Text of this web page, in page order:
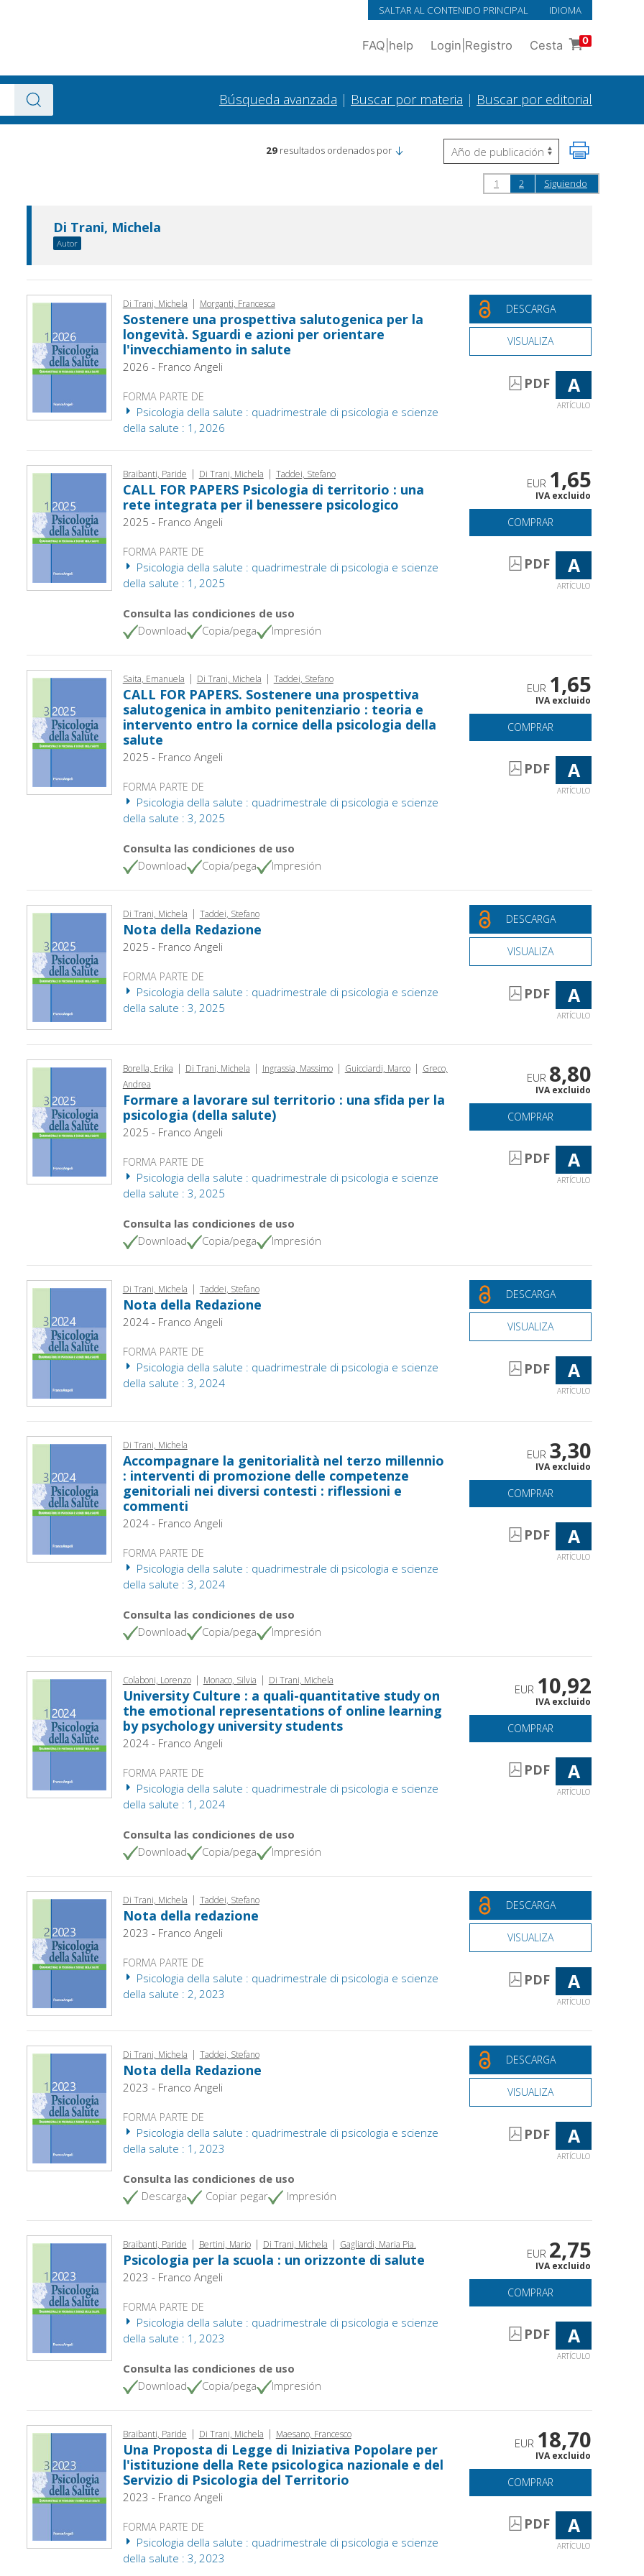
SALTAR AL CONTENIDO PRINCIPAL IDIOMA
FAQ help Login Registro Cesta 0
Búsqueda avanzada | Buscar por materia | Buscar por editorial
29 resultados ordenados por
1 2 Siguiendo
Di Trani, Michela
Autor
Di Trani, Michela | Morganti, Francesca
Sostenere una prospettiva salutogenica per la
longevità. Sguardi e azioni per orientare
l'invecchiamento in salute
2026 - Franco Angeli
FORMA PARTE DE
Psicologia della salute : quadrimestrale di psicologia e scienze
della salute : 1, 2026
DESCARGA
VISUALIZA
PDF A
ARTÍCULO
Braibanti, Paride | Di Trani, Michela | Taddei, Stefano
CALL FOR PAPERS Psicologia di territorio : una
rete integrata per il benessere psicologico
2025 - Franco Angeli
FORMA PARTE DE
Psicologia della salute : quadrimestrale di psicologia e scienze
della salute : 1, 2025
Consulta las condiciones de uso
Download
Copia/pega Impresión
EUR 1,65
IVA excluido
COMPRAR
PDF A
ARTÍCULO
Saita, Emanuela | Di Trani, Michela | Taddei, Stefano
CALL FOR PAPERS. Sostenere una prospettiva
salutogenica in ambito penitenziario : teoria e
intervento entro la cornice della psicologia della
salute
2025 - Franco Angeli
FORMA PARTE DE
Psicologia della salute : quadrimestrale di psicologia e scienze
della salute : 3, 2025
Consulta las condiciones de uso
Download
Copia/pega Impresión
EUR 1,65
IVA excluido
COMPRAR
PDF A
ARTÍCULO
Di Trani, Michela | Taddei, Stefano
Nota della Redazione
2025 - Franco Angeli
FORMA PARTE DE
Psicologia della salute : quadrimestrale di psicologia e scienze
della salute : 3, 2025
DESCARGA
VISUALIZA
PDF A
ARTÍCULO
Borella, Erika | Di Trani, Michela | Ingrassia, Massimo | Guicciardi, Marco | Greco,
Andrea
Formare a lavorare sul territorio : una sfida per la
psicologia (della salute)
2025 - Franco Angeli
FORMA PARTE DE
Psicologia della salute : quadrimestrale di psicologia e scienze
della salute : 3, 2025
Consulta las condiciones de uso
Download
Copia/pega Impresión
EUR 8,80
IVA excluido
COMPRAR
PDF A
ARTÍCULO
Di Trani, Michela | Taddei, Stefano
Nota della Redazione
2024 - Franco Angeli
FORMA PARTE DE
Psicologia della salute : quadrimestrale di psicologia e scienze
della salute : 3, 2024
DESCARGA
VISUALIZA
PDF A
ARTÍCULO
Di Trani, Michela
Accompagnare la genitorialità nel terzo millennio
: interventi di promozione delle competenze
genitoriali nei diversi contesti : riflessioni e
commenti
2024 - Franco Angeli
FORMA PARTE DE
Psicologia della salute : quadrimestrale di psicologia e scienze
della salute : 3, 2024
Consulta las condiciones de uso
Download
Copia/pega Impresión
EUR 3,30
IVA excluido
COMPRAR
PDF A
ARTÍCULO
Colaboni, Lorenzo | Monaco, Silvia | Di Trani, Michela
University Culture : a quali-quantitative study on
the emotional representations of online learning
by psychology university students
2024 - Franco Angeli
FORMA PARTE DE
Psicologia della salute : quadrimestrale di psicologia e scienze
della salute : 1, 2024
Consulta las condiciones de uso
Download
Copia/pega Impresión
EUR 10,92
IVA excluido
COMPRAR
PDF A
ARTÍCULO
Di Trani, Michela | Taddei, Stefano
Nota della redazione
2023 - Franco Angeli
FORMA PARTE DE
Psicologia della salute : quadrimestrale di psicologia e scienze
della salute : 2, 2023
DESCARGA
VISUALIZA
PDF A
ARTÍCULO
Di Trani, Michela | Taddei, Stefano
Nota della Redazione
2023 - Franco Angeli
FORMA PARTE DE
Psicologia della salute : quadrimestrale di psicologia e scienze
della salute : 1, 2023
Consulta las condiciones de uso
Descarga
Copiar pegar Impresión
DESCARGA
VISUALIZA
PDF A
ARTÍCULO
Braibanti, Paride | Bertini, Mario | Di Trani, Michela | Gagliardi, Maria Pia.
Psicologia per la scuola : un orizzonte di salute
2023 - Franco Angeli
FORMA PARTE DE
Psicologia della salute : quadrimestrale di psicologia e scienze
della salute : 1, 2023
Consulta las condiciones de uso
Download
Copia/pega Impresión
EUR 2,75
IVA excluido
COMPRAR
PDF A
ARTÍCULO
Braibanti, Paride | Di Trani, Michela | Maesano, Francesco
Una Proposta di Legge di Iniziativa Popolare per
l'istituzione della Rete psicologica nazionale e del
Servizio di Psicologia del Territorio
2023 - Franco Angeli
FORMA PARTE DE
Psicologia della salute : quadrimestrale di psicologia e scienze
della salute : 3, 2023
EUR 18,70
IVA excluido
COMPRAR
PDF A
ARTÍCULO